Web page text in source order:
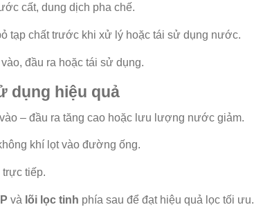
cất, dung dịch pha chế.
tạp chất trước khi xử lý hoặc tái sử dụng nước.
đầu ra hoặc tái sử dụng.
dụng hiệu quả
– đầu ra tăng cao hoặc lưu lượng nước giảm.
khí lọt vào đường ống.
trực tiếp.
và lõi lọc tinh phía sau để đạt hiệu quả lọc tối ưu.